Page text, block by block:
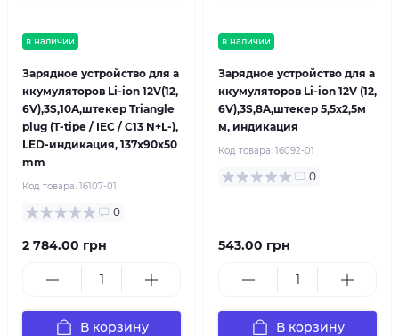
в наличии
Зарядное устройство для а
ккумуляторов Li-ion 12V(12,
6V),3S,10A,штекер Triangle
plug (T-tipe / IEC / C13 N+L-),
LED-индикация, 137x90x50
mm
Код товара: 16107-01
0
2 784.00 грн
В корзину
в наличии
Зарядное устройство для а
ккумуляторов Li-ion 12V (12,
6V),3S,8A,штекер 5,5х2,5м
м, индикация
Код товара: 16092-01
0
543.00 грн
В корзину